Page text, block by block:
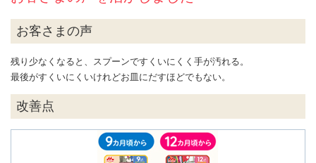
お客さまの声
残り少なくなると、スプーンですくいにくく手が汚れる。
最後がすくいにくいけれどお皿にだすほどでもない。
改善点